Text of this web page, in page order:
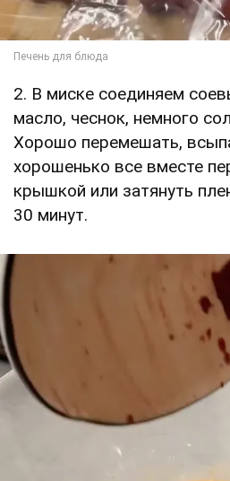
2. В миске соединяем
масло, чеснок, немного
Хорошо перемешать,
хорошенько все вместе
крышкой или затянуть
30 минут.